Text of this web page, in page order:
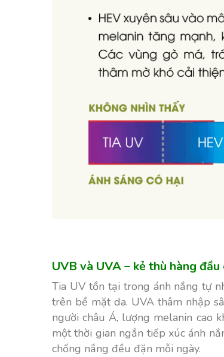
UVB và UVA – kẻ thù hàng
Tia UV tồn tại trong ánh nắng tự
trên bề mặt da. UVA thâm nhập
người châu Á, lượng melanin cao
một thời gian ngắn tiếp xúc ánh
chống nắng đều đặn mỗi ngày.